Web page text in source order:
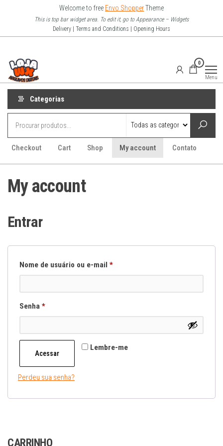
o
Welcome to free Envo ShopperTheme
This is top bar widget area. To edit it, go to Appearance – Widgets
Delivery | Terms and Conditions | Opening Hours
Arquivo
Digitais
0
Menu
Categorias
Checkout Cart Shop My account Contato
My account
Entrar
Nome de usuário ou e-mail *Obrigatório
Senha *Obrigatório
Lembre-me
Acessar
Perdeu sua senha?
CARRINHO